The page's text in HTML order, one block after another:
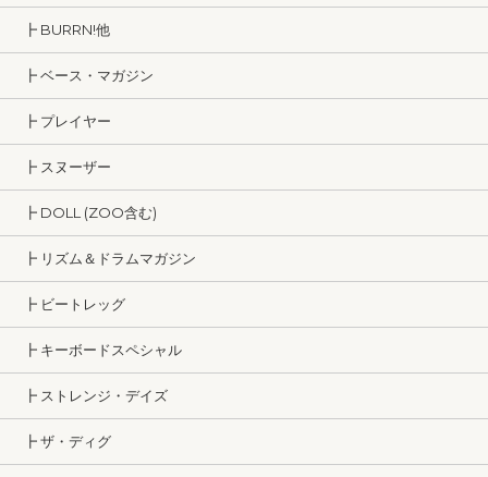
┣ BURRN!他
┣ ベース・マガジン
┣ プレイヤー
┣ スヌーザー
┣ DOLL (ZOO含む)
┣ リズム＆ドラムマガジン
┣ ビートレッグ
┣ キーボードスペシャル
┣ ストレンジ・デイズ
┣ ザ・ディグ